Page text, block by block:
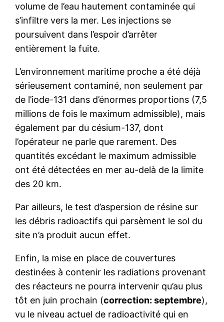
volume de l’eau hautement contaminée qui
s’infiltre vers la mer. Les injections se
poursuivent dans l’espoir d’arrêter
entièrement la fuite.
L’environnement maritime proche a été déjà
sérieusement contaminé, non seulement par
de l’iode-131 dans d’énormes proportions (7,5
millions de fois le maximum admissible), mais
également par du césium-137, dont
l’opérateur ne parle que rarement. Des
quantités excédant le maximum admissible
ont été détectées en mer au-delà de la limite
des 20 km.
Par ailleurs, le test d’aspersion de résine sur
les débris radioactifs qui parsèment le sol du
site n’a produit aucun effet.
Enfin, la mise en place de couvertures
destinées à contenir les radiations provenant
des réacteurs ne pourra intervenir qu’au plus
tôt en juin prochain (correction: septembre),
vu le niveau actuel de radioactivité qui en